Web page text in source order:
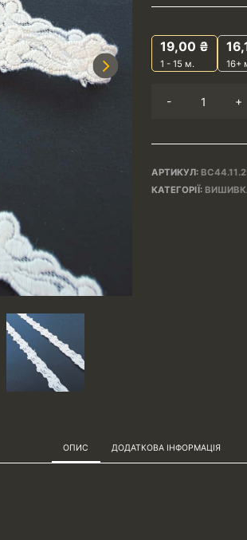
Next
19,00 ₴
1 - 15 м. 16+
- +
АРТИКУЛ:
КАТЕГОРІЇ:
ОПИС ДОДАТКОВА ІНФОРМАЦІЯ